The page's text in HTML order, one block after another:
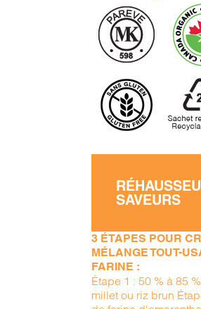
SAVEURS
3 ÉTAPES POUR
MÉLANGE TOUT-
FARINE :
Étape 1 : 50 % à 85
millet ou riz brun